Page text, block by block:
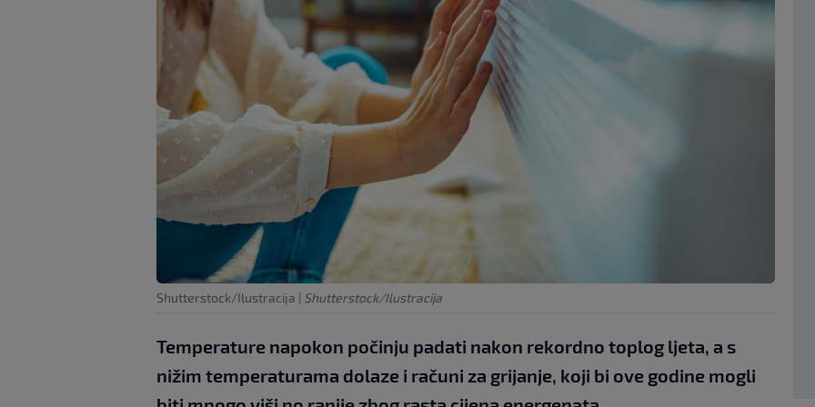
Shutterstock/Ilustracija | Shutterstock/Ilustracija
Temperature napokon počinju padati nakon rekordno toplog ljeta, a s
nižim temperaturama dolaze i računi za grijanje, koji bi ove godine mogli